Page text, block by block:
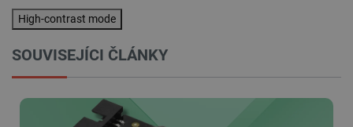
High-contrast mode
SOUVISEJÍCI ČLÁNKY